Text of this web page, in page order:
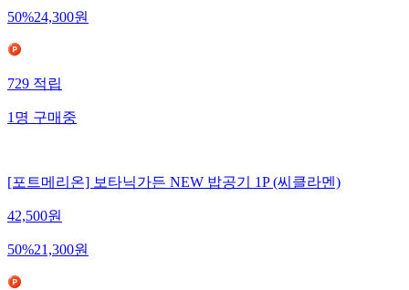
50%24,300원
729 적립
1 명 구매중
[포트메리온] 보타닉가든 NEW 밥공기 1P (씨클라멘)
42,500원
50%21,300원